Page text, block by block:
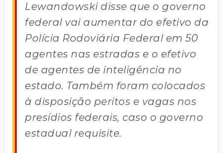
Lewandowski disse que o governo
federal vai aumentar do efetivo da
Polícia Rodoviária Federal em 50
agentes nas estradas e o efetivo
de agentes de inteligência no
estado. Também foram colocados
à disposição peritos e vagas nos
presídios federais, caso o governo
estadual requisite.